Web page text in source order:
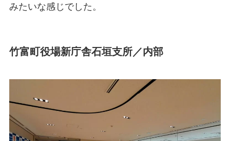
みたいな感じでした。
竹富町役場新庁舎石垣支所／内部